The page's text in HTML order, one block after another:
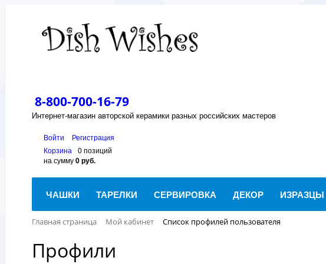
8-800-700-16-79
Интернет-магазин авторской керамики разных российских мастеров
Войти
Регистрация
Корзина
0 позиций
на сумму0 руб.
ЧАШКИ ТАРЕЛКИ СЕРВИРОВКА ДЕКОР ИЗРАЗЦЫ
Главная страница Мой кабинет Список профилей пользователя
Профили